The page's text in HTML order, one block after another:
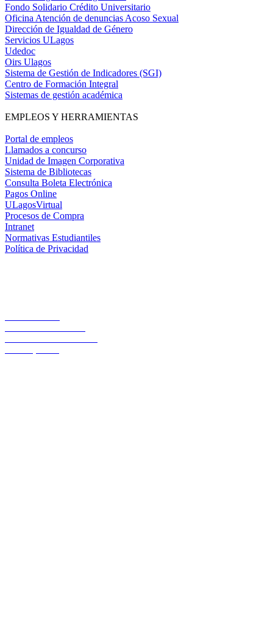
Fondo Solidario Crédito Universitario
Oficina Atención de denuncias Acoso Sexual
Dirección de Igualdad de Género
Servicios ULagos
Udedoc
Oirs Ulagos
Sistema de Gestión de Indicadores (SGI)
Centro de Formación Integral
Sistemas de gestión académica
EMPLEOS Y HERRAMIENTAS
Portal de empleos
Llamados a concurso
Unidad de Imagen Corporativa
Sistema de Bibliotecas
Consulta Boleta Electrónica
Pagos Online
ULagosVirtual
Procesos de Compra
Intranet
Normativas Estudiantiles
Política de Privacidad